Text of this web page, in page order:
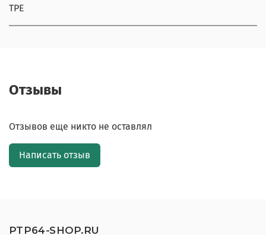
TPE
Отзывы
Отзывов еще никто не оставлял
Написать отзыв
PTP64-SHOP.RU